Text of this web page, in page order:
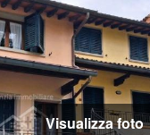
Visualizza foto